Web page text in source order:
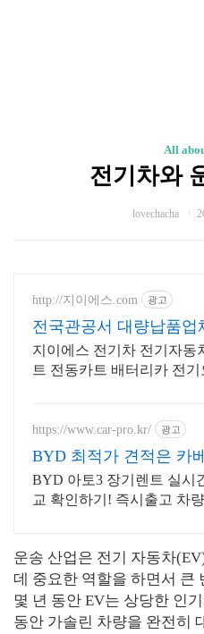
All
전기차와
lovechacha
http://지이에스.com 광고
전국관공서 대량납품업
적운반차 임대및판매
지이에스 전기차 전기자동
트 전동카트 배터리카 전
https://www.car-pro.kr/ 광고
BYD 최적가 견적은 카
BYD 특가차량 무료견적
BYD 아토3 장기렌트 실시
교 확인하기! 즉시출고 차
출고 선점하세요.
운송 산업은 전기 자동차
데 중요한 역할을 하면서 큰
몇 년 동안 EV는 상당한 인
동안 가솔린 차량을 완전히